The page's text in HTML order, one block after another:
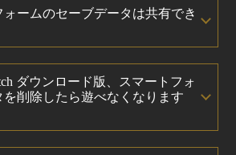
ームのセーブデータは共有でき
ダウンロード版、スマートフォ
を削除したら遊べなくなります